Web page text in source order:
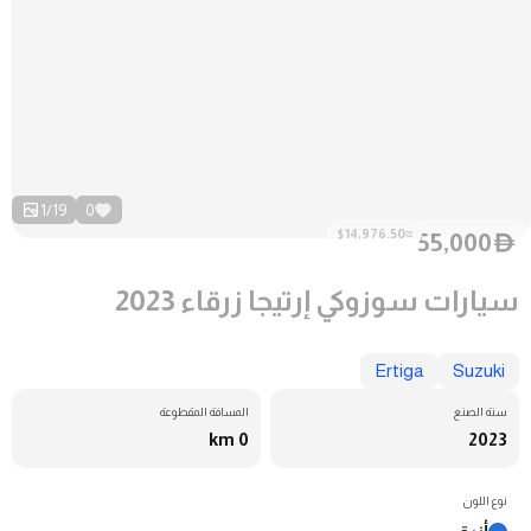
0
1/19
D
55,000
≈$14,976.50
سيارات سوزوكي إرتيجا زرقاء 2023
Suzuki
Ertiga
سنة الصنع
2023
المسافة المقطوعة
0 km
نوع اللون